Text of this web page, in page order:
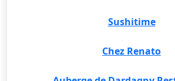
Sushitime
Chez Renato